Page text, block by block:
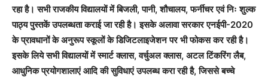
रहा है। सभी राजकीय विद्यालयों में बिजली, पानी, शौचालय, फर्नीचर एवं निः शुल्क
पाठ्य पुस्तकें उपलब्धता कराई जा रही है। इसके अलावा सरकार एनईपी-2020
के प्रावधानों के अनुरूप स्कूलों के डिजिटलाइजेशन पर भी फोकस कर रही है।
इसके लिये सभी विद्यालयों में स्मार्ट क्लास, वर्चुअल क्लास, अटल टिंकरिंग लैब,
आधुनिक प्रयोगशालाएं आदि की सुविधाएं उपलब्ध करा रही है, जिससे बच्चे